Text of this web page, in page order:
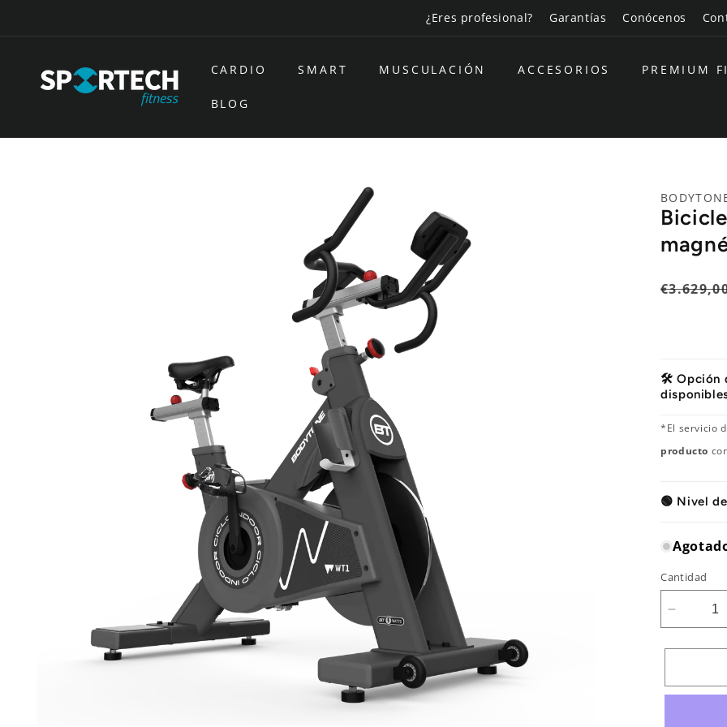
¿Eres profesional? Garantías Conócenos
CARDIO SMART MUSCULACIÓN ACCESORIOS PREMIUM
BLOG
Precio
🛠️ Opción
*El servicio
producto
🟢 Nivel
Cantidad
Reducir
cantidad
para
de